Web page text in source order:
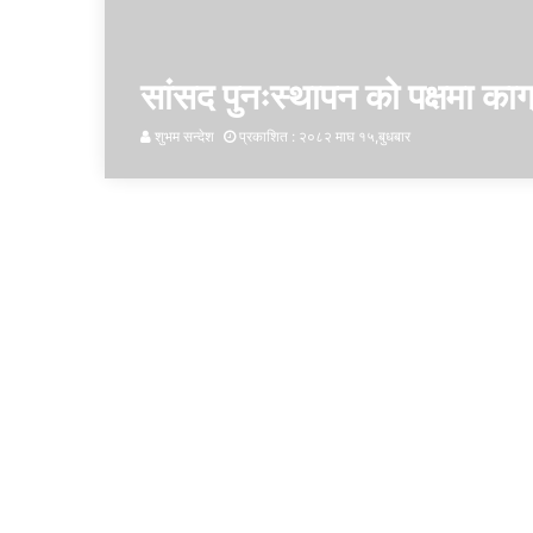
सांसद पुनःस्थापन को पक्षमा
शुभम सन्देश प्रकाशित : २०८२ माघ १५,बुधबार